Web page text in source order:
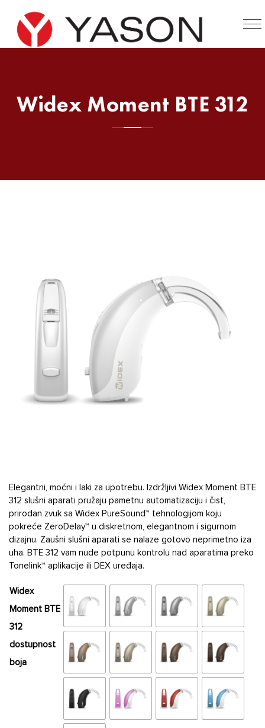
Widex Moment BTE 312
Elegantni, moćni i laki za upotrebu. Izdržljivi Widex Moment BTE
312 slušni aparati pružaju pametnu automatizaciju i čist,
prirodan zvuk sa Widex PureSound™ tehnologijom koju
pokreće ZeroDelay™ u diskretnom, elegantnom i sigurnom
dizajnu. Zaušni slušni aparati ​​se nalaze gotovo neprimetno iza
uha. BTE 312 vam nude potpunu kontrolu nad aparatima preko
Tonelink™ aplikacije ili DEX uređaja.
Widex
Moment BTE
312
dostupnost
boja